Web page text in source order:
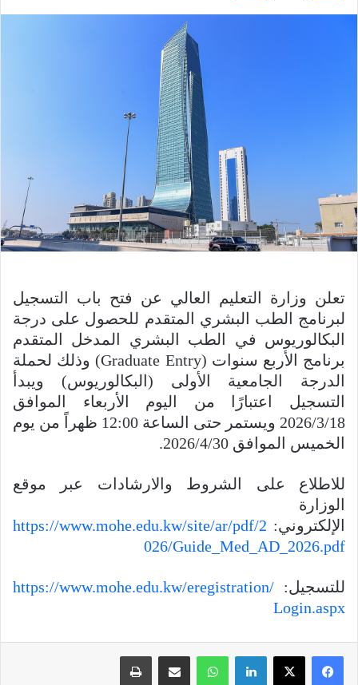
تعلن وزارة التعليم العالي عن فتح باب التسجيل
لبرنامج الطب البشري المتقدم للحصول على درجة
البكالوريوس في الطب البشري المدخل المتقدم
برنامج الأربع سنوات (Graduate Entry) وذلك لحملة
الدرجة الجامعية الأولى (البكالوريوس) ويبدأ
التسجيل اعتبارًا من اليوم الأربعاء الموافق
2026/3/18 ويستمر حتى الساعة 12:00 ظهراً من يوم
الخميس الموافق 2026/4/30.
‏للاطلاع على الشروط والارشادات عبر موقع
الوزارة
الإلكتروني: https://www.mohe.edu.kw/site/ar/pdf/2
026/Guide_Med_AD_2026.pdf
للتسجيل: https://www.mohe.edu.kw/eregistration/
Login.aspx
لينكدإن واتساب مشاركة عبر البريد طباعة